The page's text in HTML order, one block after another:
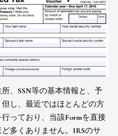
、SSN等の基本情報と、予
し、最近ではほとんどの方
っており、当該Formを直接
多くありません。IRSのサ